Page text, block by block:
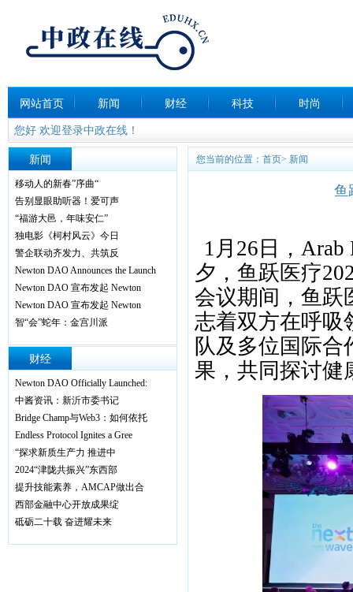
网站首页 新闻 财经 科技 时尚
您好 欢迎登录中政在线！
新闻
移动人的新春”序曲“
告别显眼助听器！爱可声
“福游大邑，年味安仁”
独电影《柯村风云》今日
警企联动齐发力、共筑反
Newton DAO Announces the Launch
Newton DAO 宣布发起 Newton
Newton DAO 宣布发起 Newton
智“会”蛇年：金宫川派
财经
Newton DAO Officially Launched:
中酱资讯：新沂市委书记
Bridge Champ与Web3：如何依托
Endless Protocol Ignites a Gree
“探求新质生产力 推进中
2024“津陇共振兴”东西部
提升技能素养，AMCAP做出合
西部金融中心开放成果绽
砥砺二十载 奋进耀未来
您当前的位置： 首页> 新闻
鱼
1月26日，
夕，鱼跃医疗
会议期间，鱼跃
志着双方在呼吸
队及多位国际
果，共同探讨健